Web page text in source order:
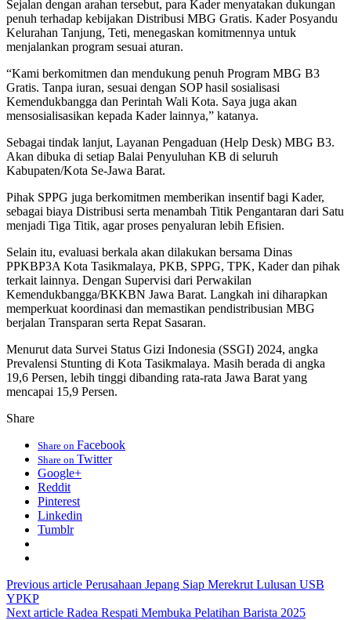
Sejalan dengan arahan tersebut, para Kader menyatakan dukungan
penuh terhadap kebijakan Distribusi MBG Gratis. Kader Posyandu
Kelurahan Tanjung, Teti, menegaskan komitmennya untuk
menjalankan program sesuai aturan.
“Kami berkomitmen dan mendukung penuh Program MBG B3
Gratis. Tanpa iuran, sesuai dengan SOP hasil sosialisasi
Kemendukbangga dan Perintah Wali Kota. Saya juga akan
mensosialisasikan kepada Kader lainnya,” katanya.
Sebagai tindak lanjut, Layanan Pengaduan (Help Desk) MBG B3.
Akan dibuka di setiap Balai Penyuluhan KB di seluruh
Kabupaten/Kota Se-Jawa Barat.
Pihak SPPG juga berkomitmen memberikan insentif bagi Kader,
sebagai biaya Distribusi serta menambah Titik Pengantaran dari Satu
menjadi Tiga Titik, agar proses penyaluran lebih Efisien.
Selain itu, evaluasi berkala akan dilakukan bersama Dinas
PPKBP3A Kota Tasikmalaya, PKB, SPPG, TPK, Kader dan pihak
terkait lainnya. Dengan Supervisi dari Perwakilan
Kemendukbangga/BKKBN Jawa Barat. Langkah ini diharapkan
memperkuat koordinasi dan memastikan pendistribusian MBG
berjalan Transparan serta Repat Sasaran.
Menurut data Survei Status Gizi Indonesia (SSGI) 2024, angka
Prevalensi Stunting di Kota Tasikmalaya. Masih berada di angka
19,6 Persen, lebih tinggi dibanding rata-rata Jawa Barat yang
mencapai 15,9 Persen.
Share
Share on Facebook
Share on Twitter
Google+
Reddit
Pinterest
Linkedin
Tumblr
Previous article Perusahaan Jepang Siap Merekrut Lulusan USB
YPKP
Next article Radea Respati Membuka Pelatihan Barista 2025